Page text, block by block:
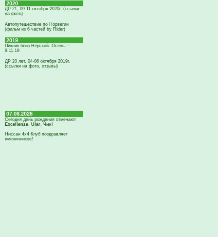
2020
ДР-21, 09-11 октября 2020г. (ссылки
на фото)
Автопутешествие по Норвегии
(фильм из 6 частей by Rider)
2019
Пикник близ Нерской. Осень. -
9.11.19
ДР 20 лет, 04-06 октября 2019г.
(ссылки на фото, отзывы)
07.08.2026
Сегодня день рождения отмечают
Excellenze, Ular, Чик!
Ниссан 4х4 Клуб поздравляет
именинников!